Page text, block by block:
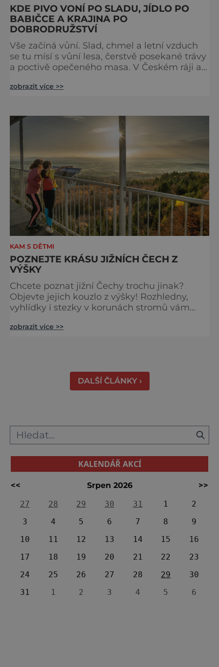
KDE PIVO VONÍ PO SLADU, JÍDLO PO
BABIČCE A KRAJINA PO
DOBRODRUŽSTVÍ
Vše začíná vůní. Slad, chmel a letní vzduch
se tu mísí s vůní lesa, čerstvě posekané trávy
a poctivě opečeného masa. V Českém ráji a
doušky – a ty tady tečou proudem. Není to
ví, že k dokonalému dni patří nejen výhled,
zobrazit více >>
KAM S DĚTMI
POZNEJTE KRÁSU JIŽNÍCH ČECH Z
VÝŠKY
Chcete poznat jižní Čechy trochu jinak?
Objevte jejich kouzlo z výšky! Rozhledny,
vyhlídky i stezky v korunách stromů vám
města i Alpy v dálce. Ptačí pozorovatelna
zobrazit více >>
DALŠÍ ČLÁNKY ›
KALENDÁŘ AKCÍ
<< Srpen 2026
>>
27
28 29 30 31 1
2
3
4 5 6 7 8
9
10
11 12 13 14 15
16
17
18 19 20 21 22
23
24
25 26 27 28 29
30
31
1 2 3 4 5 6